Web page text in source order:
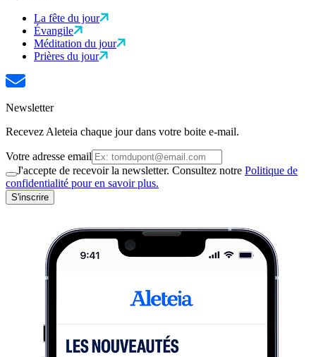
La fête du jour
Évangile
Méditation du jour
Prières du jour
Newsletter
Recevez Aleteia chaque jour dans votre boite e-mail.
Votre adresse email
J'accepte de recevoir la newsletter. Consultez notre Politique de
confidentialité pour en savoir plus.
S'inscrire